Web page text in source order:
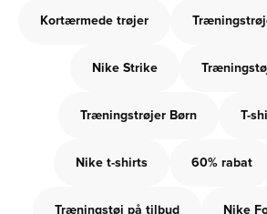
Kortærmede trøjer
Nike Strike
Træningstrøjer Børn T-
Nike t-shirts 60% rabat
Træningstøj på tilbud Nike